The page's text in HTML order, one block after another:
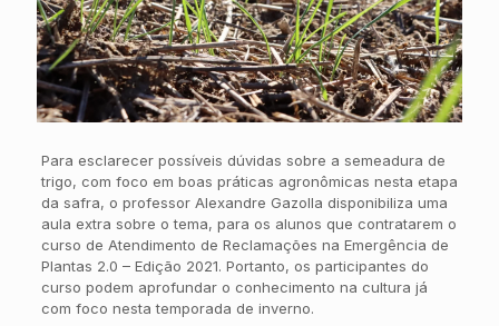
Para esclarecer possíveis dúvidas sobre a semeadura de
trigo, com foco em boas práticas agronômicas nesta etapa
da safra, o professor Alexandre Gazolla disponibiliza uma
aula extra sobre o tema, para os alunos que contratarem o
curso de Atendimento de Reclamações na Emergência de
Plantas 2.0 – Edição 2021. Portanto, os participantes do
curso podem aprofundar o conhecimento na cultura já
com foco nesta temporada de inverno.